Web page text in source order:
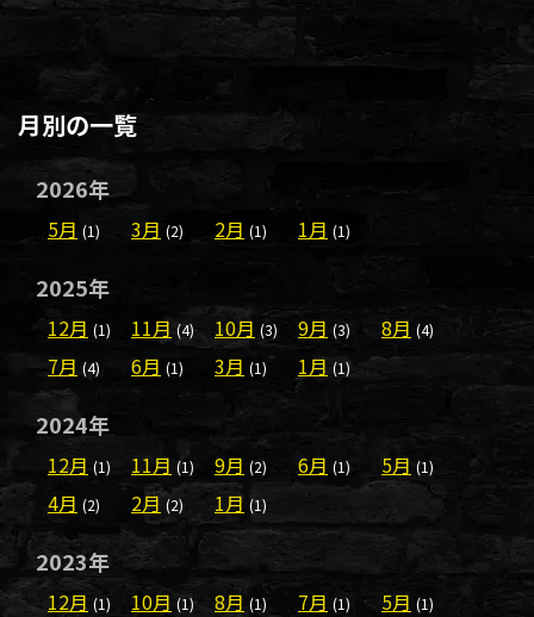
月別の一覧
2026年
5月 (1) 3月 (2) 2月 (1) 1月 (1)
2025年
12月 (1) 11月 (4) 10月 (3) 9月 (3) 8月 (4)
7月 (4) 6月 (1) 3月 (1) 1月 (1)
2024年
12月 (1) 11月 (1) 9月 (2) 6月 (1) 5月 (1)
4月 (2) 2月 (2) 1月 (1)
2023年
12月 (1) 10月 (1) 8月 (1) 7月 (1) 5月 (1)